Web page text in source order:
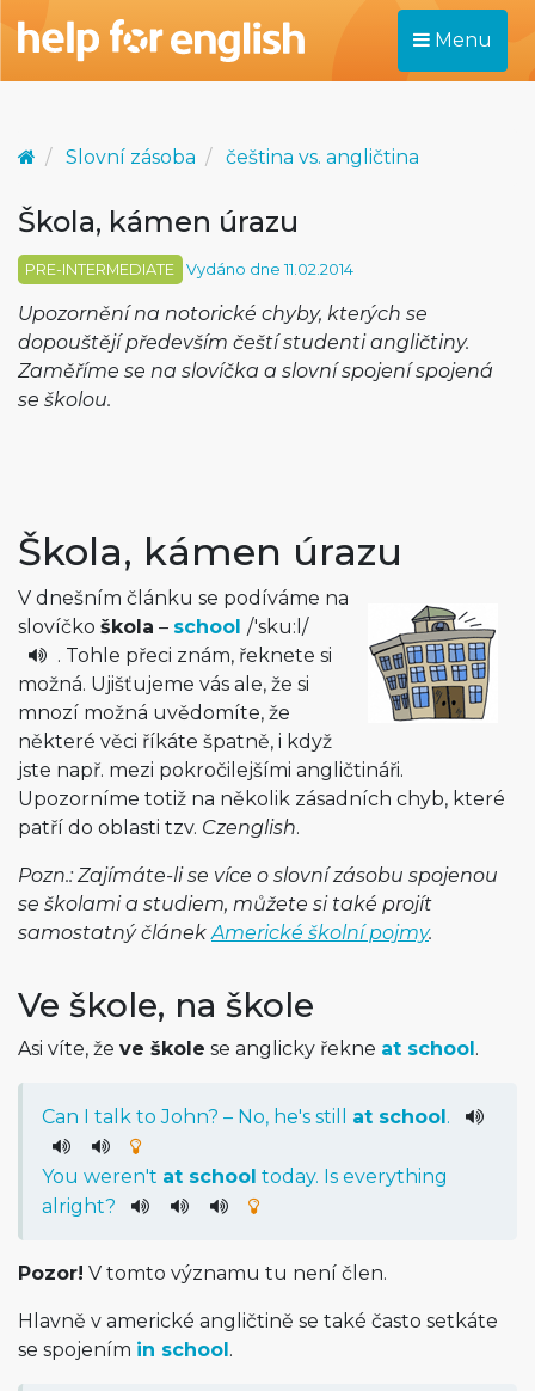
Menu
Slovní zásoba čeština vs. angličtina
Škola, kámen úrazu
PRE-INTERMEDIATE Vydáno dne 11.02.2014
Upozornění na notorické chyby, kterých se
dopouštějí především čeští studenti angličtiny.
Zaměříme se na slovíčka a slovní spojení spojená
se školou.
Škola, kámen úrazu
V dnešním článku se podíváme na
slovíčko škola – school /'sku:l /
. Tohle přeci znám, řeknete si
možná. Ujišťujeme vás ale, že si
mnozí možná uvědomíte, že
některé věci říkáte špatně, i když
jste např. mezi pokročilejšími angličtináři.
Upozorníme totiž na několik zásadních chyb, které
patří do oblasti tzv. Czenglish.
Pozn.: Zajímáte-li se více o slovní zásobu spojenou
se školami a studiem, můžete si také projít
samostatný článekAmerické školní pojmy.
Ve škole, na škole
Asi víte, že ve škole se anglicky řekne at school.
Can I talk to John? – No, he's still at school.
You weren't at school today. Is everything
alright?
Pozor! V tomto významu tu není člen.
Hlavně v americké angličtině se také často setkáte
se spojením in school.